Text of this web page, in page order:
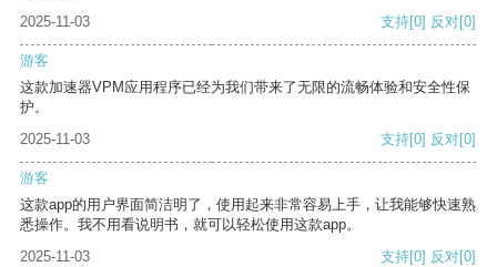
2025-11-03
支持[0] 反对[0]
游客
这款加速器VPM应用程序已经为我们带来了无限的流畅体验和安全性保
护。
2025-11-03
支持[0] 反对[0]
游客
这款app的用户界面简洁明了，使用起来非常容易上手，让我能够快速熟
悉操作。我不用看说明书，就可以轻松使用这款app。
2025-11-03
支持[0] 反对[0]